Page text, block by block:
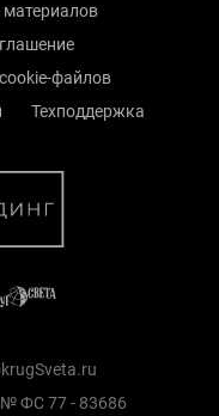
файлов
Техподдержка
ФС 77 - 83686